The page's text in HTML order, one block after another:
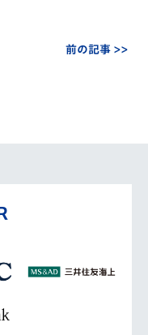
前の記事 >>